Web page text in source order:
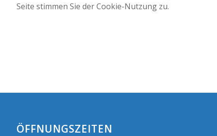
Seite stimmen Sie der Cookie-Nutzung zu.
ÖFFNUNGSZEITEN